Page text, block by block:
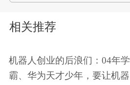
相关推荐
机器人创业的后浪们：04年学
霸、华为天才少年，要让机器